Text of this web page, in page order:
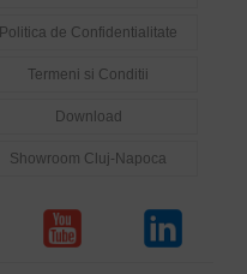
Politica de Confidentialitate
Termeni si Conditii
Download
Showroom Cluj-Napoca